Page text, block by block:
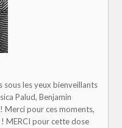
sous les yeux bienveillants
Palud, Benjamin
Merci pour ces moments,
MERCI pour cette dose